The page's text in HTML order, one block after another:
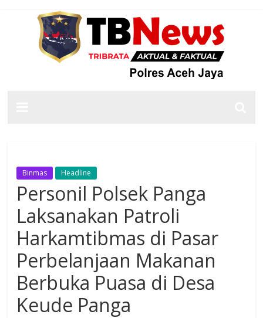
Binmas Headline
Personil Polsek Panga
Laksanakan Patroli
Harkamtibmas di Pasar
Perbelanjaan Makanan
Berbuka Puasa di Desa
Keude Panga